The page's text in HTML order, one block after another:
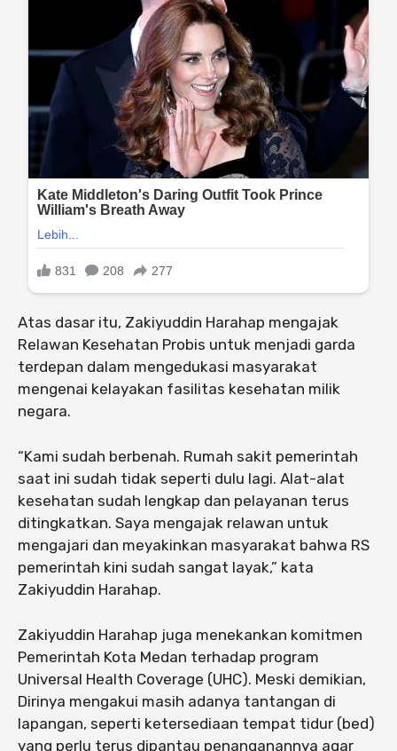
Atas dasar itu, Zakiyuddin Harahap mengajak
Relawan Kesehatan Probis untuk menjadi garda
terdepan dalam mengedukasi masyarakat
mengenai kelayakan fasilitas kesehatan milik
negara.
“Kami sudah berbenah. Rumah sakit pemerintah
saat ini sudah tidak seperti dulu lagi. Alat-alat
kesehatan sudah lengkap dan pelayanan terus
ditingkatkan. Saya mengajak relawan untuk
mengajari dan meyakinkan masyarakat bahwa RS
pemerintah kini sudah sangat layak,” kata
Zakiyuddin Harahap.
Zakiyuddin Harahap juga menekankan komitmen
Pemerintah Kota Medan terhadap program
Universal Health Coverage (UHC). Meski demikian,
Dirinya mengakui masih adanya tantangan di
lapangan, seperti ketersediaan tempat tidur (bed)
yang perlu terus dipantau penanganannya agar